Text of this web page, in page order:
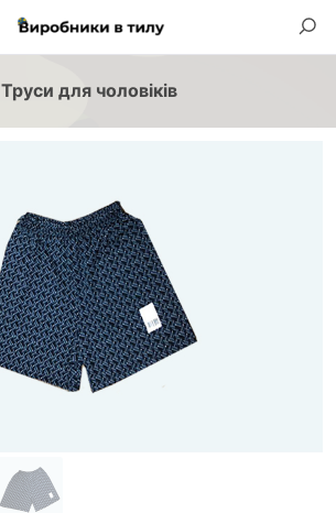
Труси для чоловіків